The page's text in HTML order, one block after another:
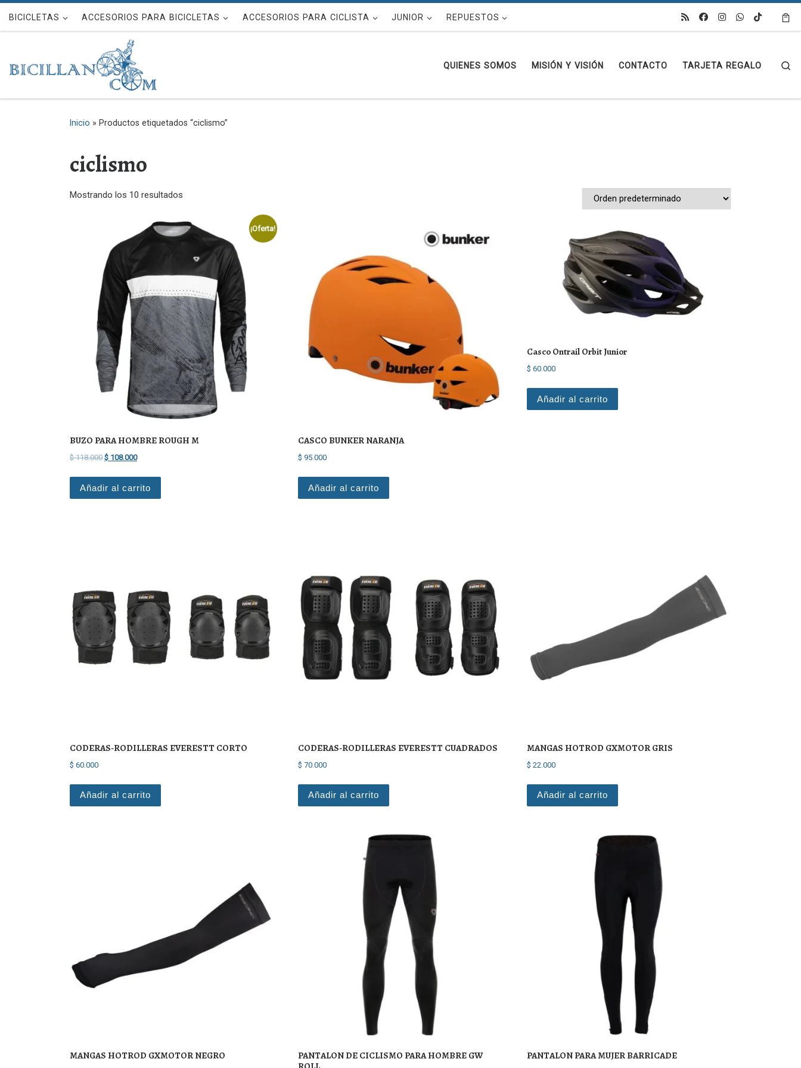
Saltar al contenido
BICICLETAS ACCESORIOS PARA BICICLETAS ACCESORIOS PARA CICLISTA JUNIOR REPUESTOS
QUIENES SOMOS MISIÓN Y VISIÓN CONTACTO TARJETA REGALO
Inicio » Productos etiquetados “ciclismo”
ciclismo
Mostrando los 10 resultados
¡Oferta!
BUZO PARA HOMBRE ROUGH M
$118.000 El precio original era: $ 118.000.
$ 108.000El precio actual es: $ 108.000.
Añadir al carrito
CASCO BUNKER NARANJA
$ 95.000
Añadir al carrito
Casco Ontrail Orbit Junior
$ 60.000
Añadir al carrito
CODERAS-RODILLERAS EVERESTT CORTO
$ 60.000
Añadir al carrito
CODERAS-RODILLERAS EVERESTT CUADRADOS
$ 70.000
Añadir al carrito
MANGAS HOTROD GXMOTOR GRIS
$ 22.000
Añadir al carrito
MANGAS HOTROD GXMOTOR NEGRO
PANTALON DE CICLISMO PARA HOMBRE GW
PANTALON PARA MUJER BARRICADE